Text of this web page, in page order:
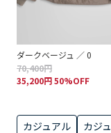
ダークベージュ ／ 0
70,400円
35,200円 50%OFF
カジュアル カジ